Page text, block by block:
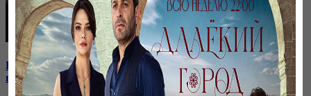
Кыргызстан отдаёт водохранилище: на какие уступки
пошли соседи?